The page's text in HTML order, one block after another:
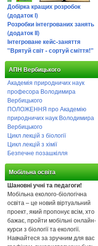
Добірка кращих розробок
(додаток І)
Розробки інтегрованих занять
(додаток ІІ)
Інтегроване кейс-заняття
"Врятуй світ - сортуй сміття!"
АПН Вербицького
Академія природничих наук
професора Володимира
Вербицького
ПОЛОЖЕННЯ про Академію
природничих наук Володимира
Вербицького
Цикл лекцій з біології
Цикл лекцій з хімії
Безпечне позашкілля
Мобільна освіта
Шановні учні та педагоги!
Мобільна еколого-біологічна
освіта – це новий віртуальний
проект, який пропонує всім, хто
бажає, пройти мобільні онлайн-
курси з біології та екології.
Навчайтеся за зручним для вас